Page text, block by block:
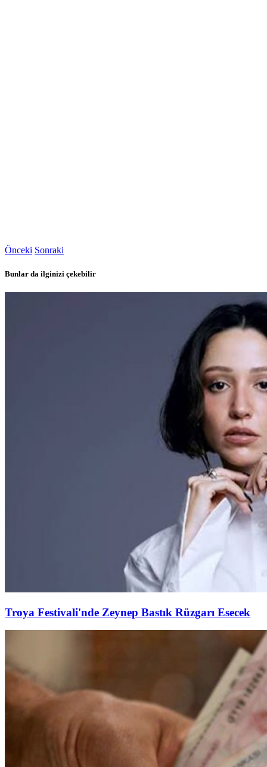
Önceki Sonraki
Bunlar da ilginizi çekebilir
Troya Festivali'nde Zeynep Bastık Rüzgarı Esecek